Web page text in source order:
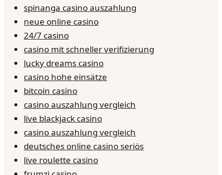
spinanga casino auszahlung
neue online casino
24/7 casino
casino mit schneller verifizierung
lucky dreams casino
casino hohe einsätze
bitcoin casino
casino auszahlung vergleich
live blackjack casino
casino auszahlung vergleich
deutsches online casino seriös
live roulette casino